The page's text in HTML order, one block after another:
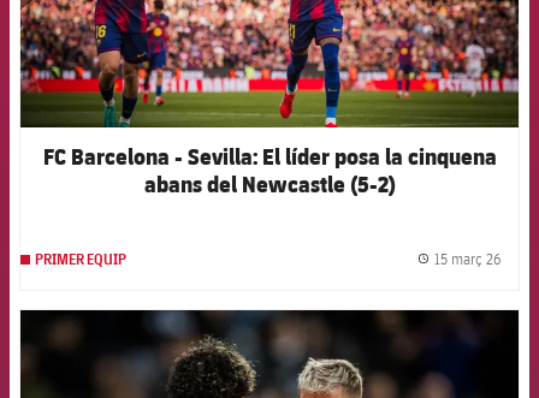
FC Barcelona - Sevilla: El líder posa la cinquena
abans del Newcastle (5-2)
PRIMER EQUIP 15 març 26
FCB Barcelona badge